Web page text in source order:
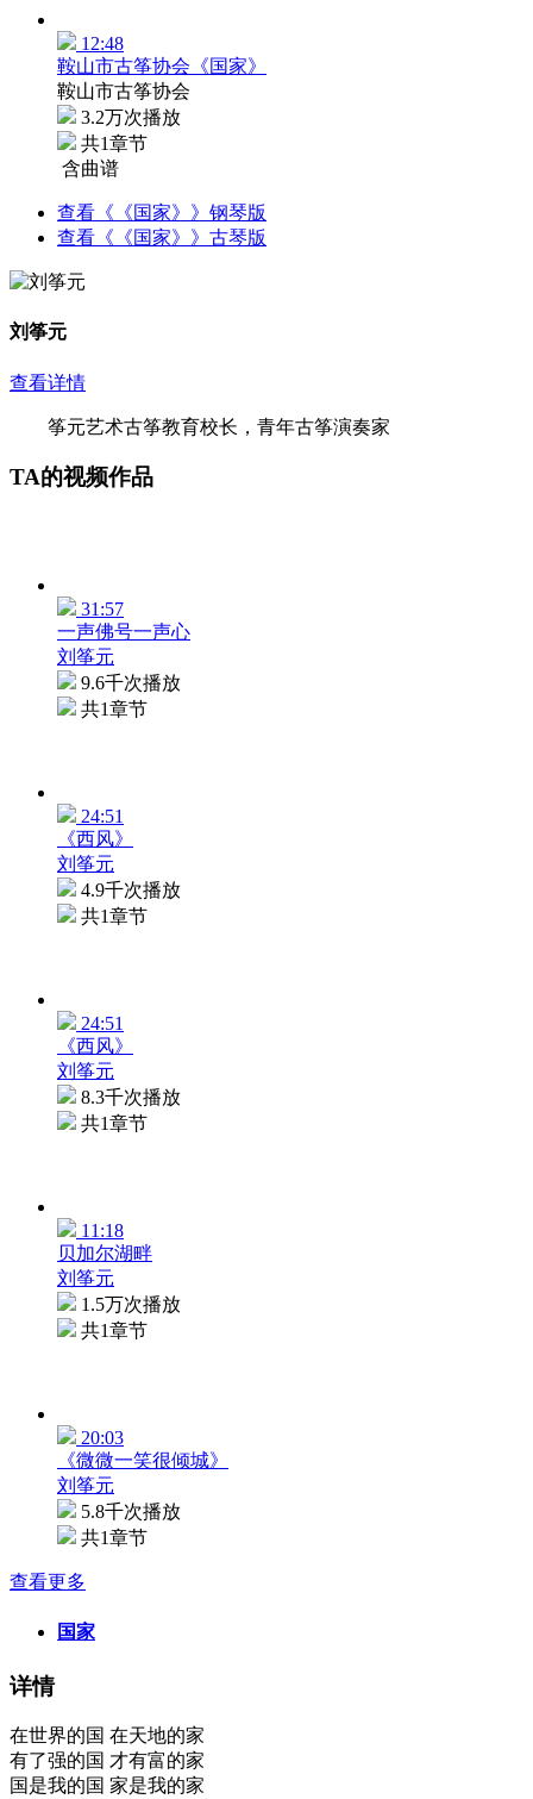
12:48
鞍山市古筝协会《国家》
鞍山市古筝协会
3.2万次播放
共1章节
含曲谱
查看《《国家》》钢琴版
查看《《国家》》古琴版
刘筝元
查看详情
筝元艺术古筝教育校长，青年古筝演奏家
TA的视频作品
31:57
一声佛号一声心
刘筝元
9.6千次播放
共1章节
24:51
《西风》
刘筝元
4.9千次播放
共1章节
24:51
《西风》
刘筝元
8.3千次播放
共1章节
11:18
贝加尔湖畔
刘筝元
1.5万次播放
共1章节
20:03
《微微一笑很倾城》
刘筝元
5.8千次播放
共1章节
查看更多
国家
详情
在世界的国 在天地的家
有了强的国 才有富的家
国是我的国 家是我的家